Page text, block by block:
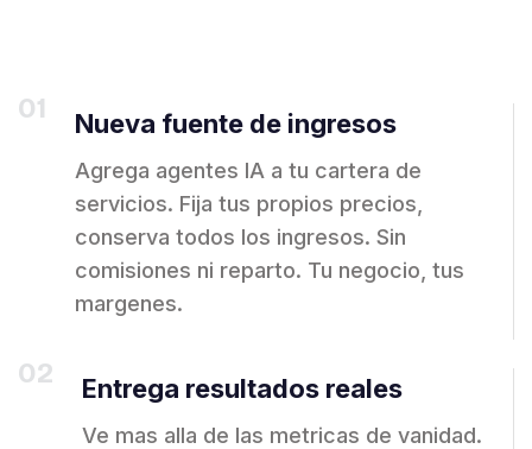
01 Nueva fuente de ingresos
Agrega agentes IA a tu cartera de
servicios. Fija tus propios precios,
conserva todos los ingresos. Sin
comisiones ni reparto. Tu negocio, tus
margenes.
02 Entrega resultados reales
Ve mas alla de las metricas de vanidad.